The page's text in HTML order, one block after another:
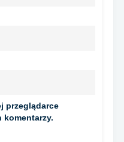
przeglądarce